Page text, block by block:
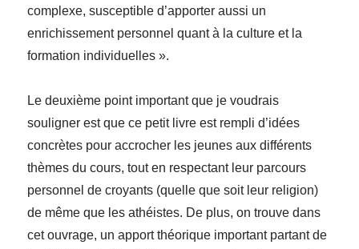
complexe, susceptible d’apporter aussi un
enrichissement personnel quant à la culture et la
formation individuelles ».
Le deuxième point important que je voudrais
souligner est que ce petit livre est rempli d’idées
concrètes pour accrocher les jeunes aux différents
thèmes du cours, tout en respectant leur parcours
personnel de croyants (quelle que soit leur religion)
de même que les athéistes. De plus, on trouve dans
cet ouvrage, un apport théorique important partant de